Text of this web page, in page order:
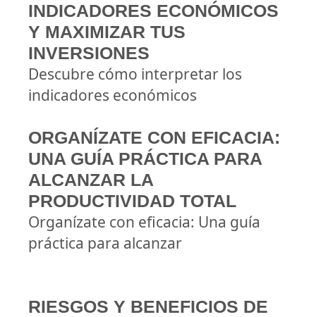
INDICADORES ECONÓMICOS
Y MAXIMIZAR TUS
INVERSIONES
Descubre cómo interpretar los
indicadores económicos
ORGANÍZATE CON EFICACIA:
UNA GUÍA PRÁCTICA PARA
ALCANZAR LA
PRODUCTIVIDAD TOTAL
Organízate con eficacia: Una guía
práctica para alcanzar
RIESGOS Y BENEFICIOS DE